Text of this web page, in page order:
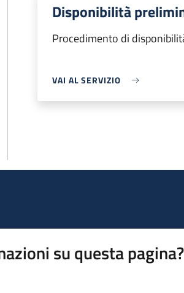
Disponibilità
Procedimento di
VAI AL SERVIZIO
su questa pagina?